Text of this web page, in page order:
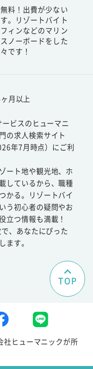
料！出費が少ない
。リゾートバイト
ィンなどのマリン
ノーボードをした
です！
月以上
ビスのヒューマニ
の求人検索サイト
年7月時点）にご利
ート地や観光地、ホ
しているから、職種
かる。リゾートバイ
う初心者の疑問やお
立つ情報も満載！
、あなたにぴった
ます。
TOP
社ヒューマニックが所